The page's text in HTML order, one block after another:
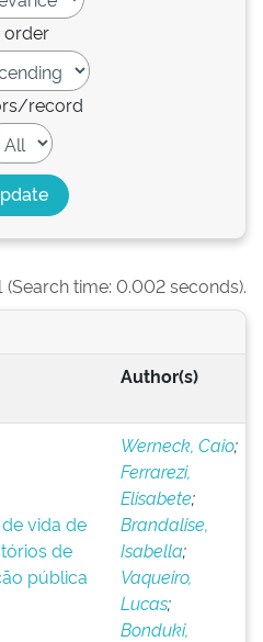
order
record
(Search time: 0.002 seconds).
Author(s)
vida de
de
pública
Werneck, Caio;
Ferrarezi,
Elisabete;
Brandalise,
Isabella;
Vaqueiro,
Lucas;
Bonduki,